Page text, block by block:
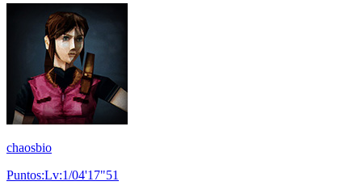
chaosbio
Puntos:Lv:1/04'17"51